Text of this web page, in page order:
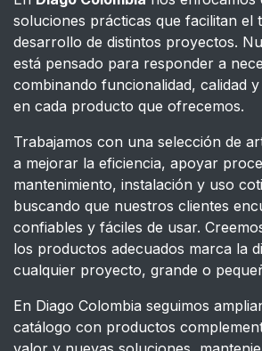
soluciones prácticas que facilitan el
desarrollo de distintos proyectos.
está pensado para responder a
combinando funcionalidad, calidad
en cada producto que ofrecemos.
Trabajamos con una selección de
a mejorar la eficiencia, apoyar
mantenimiento, instalación y uso
buscando que nuestros clientes
confiables y fáciles de usar.
los productos adecuados marca la
cualquier proyecto, grande o
En Diago Colombia seguimos
catálogo con productos